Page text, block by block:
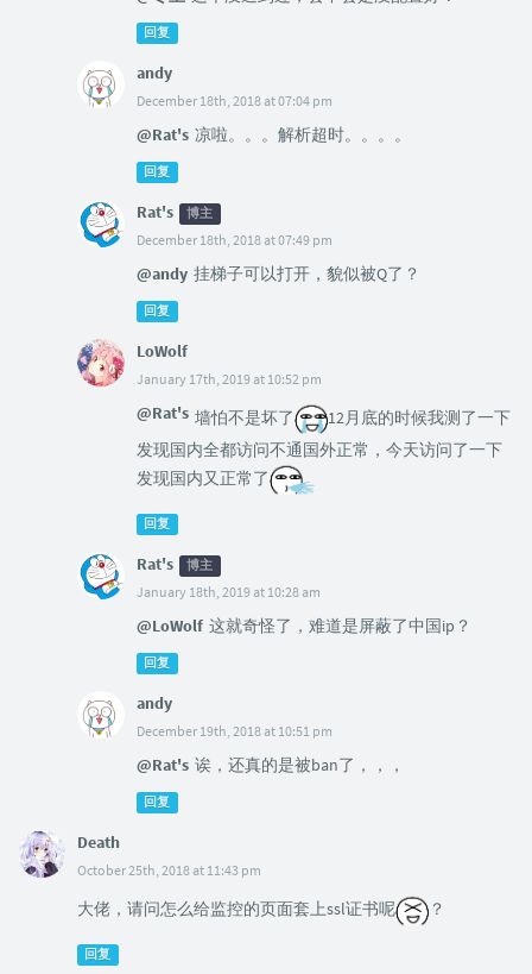
回复
andy
December 18th, 2018 at 07:04 pm
@Rat's 凉啦。。。解析超时。。。。
回复
Rat's 博主
December 18th, 2018 at 07:49 pm
@andy 挂梯子可以打开，貌似被Q了？
回复
LoWolf
January 17th, 2019 at 10:52 pm
@Rat's 墙怕不是坏了
12月底的时候我测了一下
发现国内全都访问不通国外正常，今天访问了一下
发现国内又正常了
回复
Rat's 博主
January 18th, 2019 at 10:28 am
@LoWolf 这就奇怪了，难道是屏蔽了中国ip？
回复
andy
December 19th, 2018 at 10:51 pm
@Rat's 诶，还真的是被ban了，，，
回复
Death
October 25th, 2018 at 11:43 pm
大佬，请问怎么给监控的页面套上ssl证书呢 ？
回复